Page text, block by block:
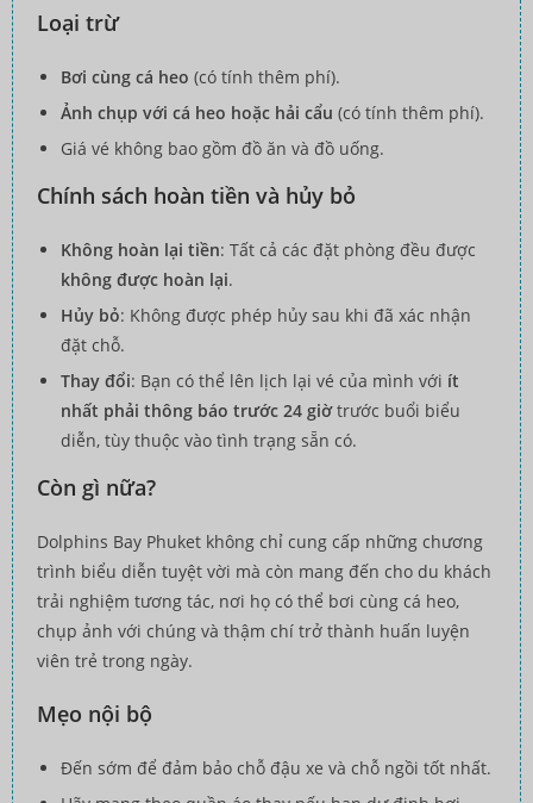
Loại trừ
Bơi cùng cá heo (có tính thêm phí).
Ảnh chụp với cá heo hoặc hải cẩu (có tính thêm phí).
Giá vé không bao gồm đồ ăn và đồ uống.
Chính sách hoàn tiền và hủy bỏ
Không hoàn lại tiền: Tất cả các đặt phòng đều được
không được hoàn lại.
Hủy bỏ: Không được phép hủy sau khi đã xác nhận
đặt chỗ.
Thay đổi: Bạn có thể lên lịch lại vé của mình với ít
nhất phải thông báo trước 24 giờtrước buổi biểu
diễn, tùy thuộc vào tình trạng sẵn có.
Còn gì nữa?
Dolphins Bay Phuket không chỉ cung cấp những chương
trình biểu diễn tuyệt vời mà còn mang đến cho du khách
trải nghiệm tương tác, nơi họ có thể bơi cùng cá heo,
chụp ảnh với chúng và thậm chí trở thành huấn luyện
viên trẻ trong ngày.
Mẹo nội bộ
Đến sớm để đảm bảo chỗ đậu xe và chỗ ngồi tốt nhất.